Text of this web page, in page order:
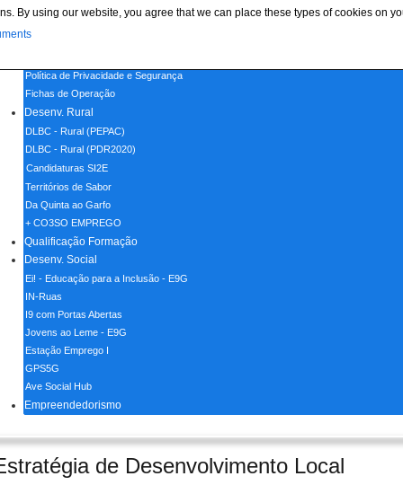
Home
Política de Privacidade e Segurança
Fichas de Operação
Desenv. Rural
DLBC - Rural (PEPAC)
DLBC - Rural (PDR2020)
Candidaturas SI2E
Territórios de Sabor
Da Quinta ao Garfo
+ CO3SO EMPREGO
Qualificação Formação
Desenv. Social
Ei! - Educação para a Inclusão - E9G
IN-Ruas
I9 com Portas Abertas
Jovens ao Leme - E9G
Estação Emprego I
GPS5G
Ave Social Hub
Empreendedorismo
de Desenvolvimento Local
By using our website, you agree that we can place these types of cookies on